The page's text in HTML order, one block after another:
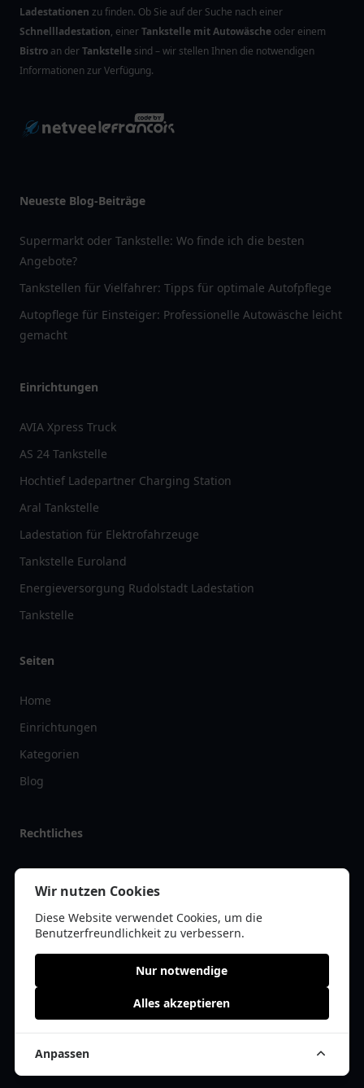
Ladestationen zu finden. Ob Sie auf der Suche nach einer
Schnellladestation, einerTankstelle mit Autowäsche oder einem
Bistro an derTankstelle sind – wir stellen Ihnen die notwendigen
Informationen zur Verfügung.
Neueste Blog-Beiträge
Supermarkt oder Tankstelle: Wo finde ich die besten
Angebote?
Tankstellen für Vielfahrer: Tipps für optimale Autofpflege
Autopflege für Einsteiger: Professionelle Autowäsche leicht
gemacht
Einrichtungen
AVIA Xpress Truck
AS 24 Tankstelle
Hochtief Ladepartner Charging Station
Aral Tankstelle
Ladestation für Elektrofahrzeuge
Tankstelle Euroland
Energieversorgung Rudolstadt Ladestation
Tankstelle
Seiten
Home
Einrichtungen
Kategorien
Blog
Rechtliches
Impressum
Datenschutz
Kontakt
© 2026 tanklist.de | Alle Rechte vorbehalten | * =Affiliate-Links /
Cookie Einwilligung anpassen
Wir nutzen Cookies
Diese Website verwendet Cookies, um die
Benutzerfreundlichkeit zu verbessern.
Nur notwendige
Alles akzeptieren
Anpassen